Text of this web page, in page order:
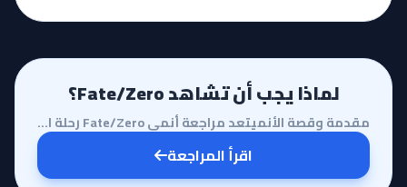
لماذا يجب أن تشاهد Fate/Zero؟
مقدمة وقصة الأنميتعد مراجعة أنمي Fate/Zero رحلة استثنائية في أعماق الفلسفة المظلمة والصراع الإنساني....
اقرأ المراجعة